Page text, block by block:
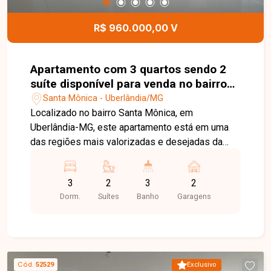
infraestrutura de lazer. Esta é a oportunidade
perfeita para quem busca um imóvel moderno,
bem localizado e com excelente estrutura para
visita e venha conhecer todos os detalhes deste
incrível apartamento no bairro Santa Mônica.
R$ 960.000,00 V
Apartamento com 3 quartos sendo 2
suíte disponível para venda no bairro
Santa Mônica em Uberlândia-MG
Santa Mônica - Uberlândia/MG
Localizado no bairro Santa Mônica, em
Uberlândia-MG, este apartamento está em uma
das regiões mais valorizadas e desejadas da
avenidas, além de estar próximo à Universidade
Federal de Uberlândia, supermercados, escolas,
farmácias, restaurantes e diversos serviços. O
03 quartos, sendo 02 suítes, banheiro social,
3
Dorm.
2
Suítes
3
Banho
2
Garagens
Exclusivo
Cód. 52529